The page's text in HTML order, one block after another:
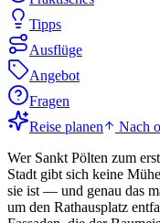
Tipps
Ausflüge
Angebot
Fragen
Reise planen
Nach
Wer Sankt Pölten zum
Stadt gibt sich keine
sie ist — und genau das
um den Rathausplatz